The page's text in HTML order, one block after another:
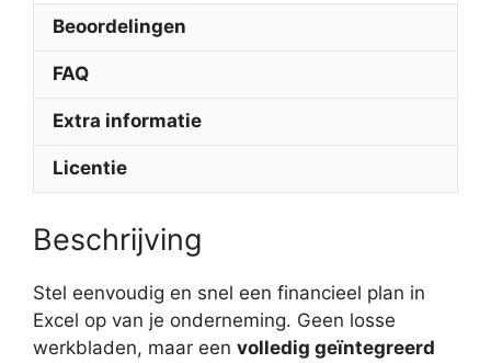
Beoordelingen
FAQ
Extra informatie
Licentie
Beschrijving
Stel eenvoudig en snel een financieel plan in
Excel op van je onderneming. Geen losse
werkbladen, maar een volledig geïntegreerd